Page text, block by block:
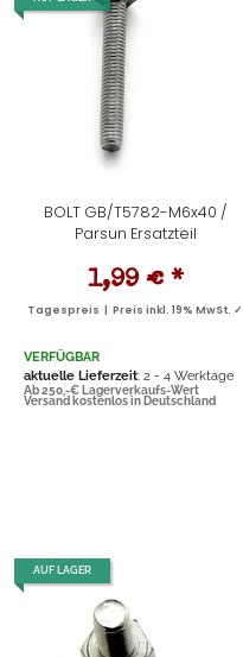
BOLT GB/T5782-M6x40 /
Parsun Ersatzteil
1,99 € *
Tagespreis | Preis inkl. 19% MwSt. ✓
VERFÜGBAR
aktuelle Lieferzeit: 2 - 4 Werktage
Ab 250,-€ Lagerverkaufs-Wert
Versand kostenlos in Deutschland
AUF LAGER